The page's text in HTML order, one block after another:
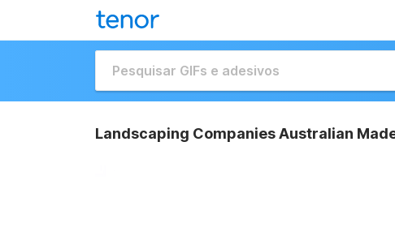
Landscaping Companies Australian